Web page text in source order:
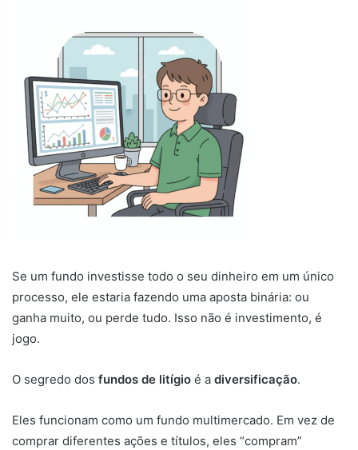
Se um fundo investisse todo o seu dinheiro em um único
processo, ele estaria fazendo uma aposta binária: ou
ganha muito, ou perde tudo. Isso não é investimento, é
jogo.
O segredo dos fundos de litígio é a diversificação.
Eles funcionam como um fundo multimercado. Em vez de
comprar diferentes ações e títulos, eles “compram”